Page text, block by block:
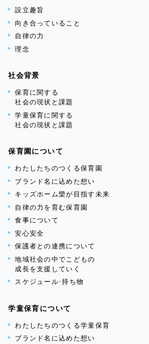
設立趣旨
向き合っていること
自律の力
理念
社会背景
保育に関する
社会の現状と課題
学童保育に関する
社会の現状と課題
保育園について
わたしたちのつくる保育園
ブランド名に込めた想い
キッズホーム欒が目指す未来
自律の力を育む保育園
食事について
安心安全
保護者との連携について
地域社会の中でこどもの
成長を支援していく
スケジュール・持ち物
学童保育について
わたしたちのつくる学童保育
ブランド名に込めた想い